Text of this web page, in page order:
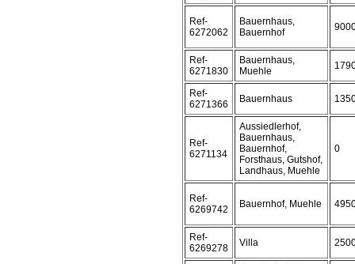
Ref-
6272062
Bauernhaus,
Bauernhof
Ref-
6271830
Bauernhaus,
Muehle
Ref-
6271366
Bauernhaus
Ref-
6271134
Aussiedlerhof,
Bauernhaus,
Bauernhof,
Forsthaus, Gutshof,
Landhaus, Muehle
0
Ref-
6269742
Bauernhof, Muehle
Ref-
6269278
Villa